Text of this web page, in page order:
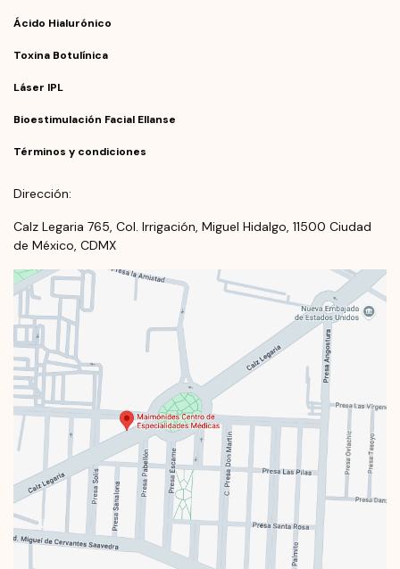
Ácido Hialurónico
Toxina Botulínica
Láser IPL
Bioestimulación Facial Ellanse
Términos y condiciones
Dirección:
Calz Legaria 765, Col. Irrigación, Miguel Hidalgo, 11500 Ciudad
de México, CDMX